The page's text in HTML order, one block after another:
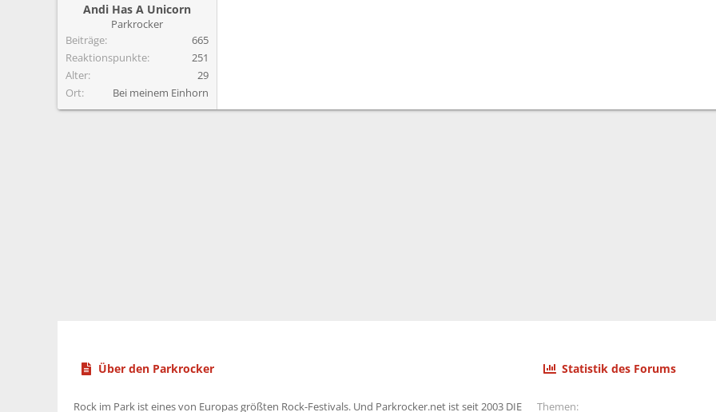
Andi Has A Unicorn
Parkrocker
Beiträge
665
Reaktionspunkte
251
Alter
29
Ort
Bei meinem Einhorn
Über den Parkrocker
Rock im Park ist eines von Europas größten Rock-Festivals. Und Parkrocker.net ist seit 2003 DIE
Statistik des Forums
Themen